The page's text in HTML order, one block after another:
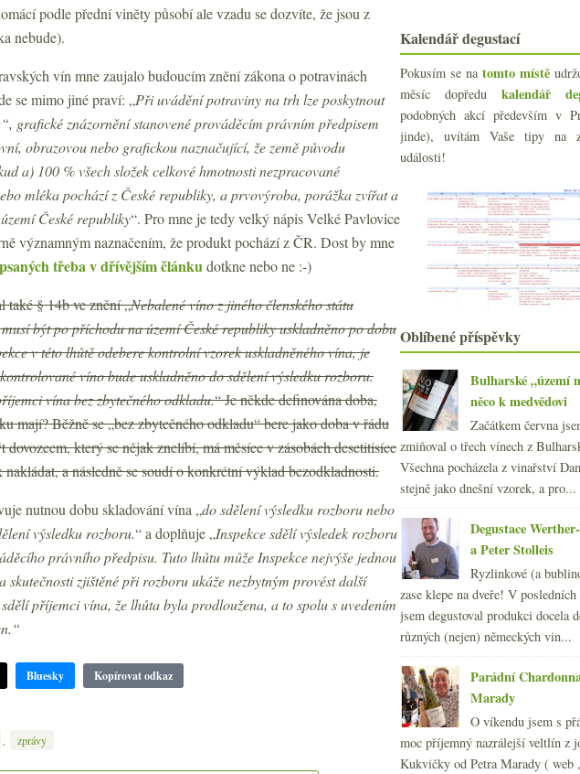
podle přední viněty působí ale vzadu se dozvíte, že jsou z
nebude).
vín mne zaujalo budoucím znění zákona o potravinách
se mimo jiné praví: „Při uvádění potraviny na trh lze poskytnout
grafické znázornění stanovené prováděcím právním předpisem
obrazovou nebo grafickou naznačující, že země původu
a) 100 % všech složek celkové hmotnosti nezpracované
mléka pochází z České republiky, a prvovýroba, porážka zvířat a
České republiky“. Pro mne je tedy velký nápis Velké Pavlovice
významným naznačením, že produkt pochází z ČR. Dost by mne
třeba v dřívějším článkudotkne nebo ne :-)
také § 14b ve znění „Nebalené víno z jiného členského státu
být po příchodu na území České republiky uskladněno po dobu
v této lhůtě odebere kontrolní vzorek uskladněného vína, je
víno bude uskladněno do sdělení výsledku rozboru.
vína bez zbytečného odkladu.“ Je někde definována doba,
mají? Běžně se „bez zbytečného odkladu“ bere jako doba v řádu
který se nějak znelíbí, má měsíce v zásobách desetitisíce
a následně se soudí o konkrétní výklad bezodkladnosti.
nutnou dobu skladování vína „do sdělení výsledku rozboru nebo
výsledku rozboru.“ a doplňuje „Inspekce sdělí výsledek rozboru
právního předpisu. Tuto lhůtu může Inspekce nejvýše jednou
skutečnosti zjištěné při rozboru ukáže nezbytným provést další
příjemci vína, že lhůta byla prodloužena, a to spolu s uvedením
Bluesky Kopírovat odkaz
zprávy
Portugalská zebra a
Marina
Psaní o víně
Fajnové bubliny z
Jemné Somló a nabušený
Gewurztraminer z
Burgundská šestka,
Maniak Nestarec, Nepraš
Vyzrálé Bouscassé a 3x
ze Slovenska
Výtečné Štýrsko v podání
Mustera
Tradition od Courbeta
►července(19)
►června
►května(22)
►dubna(21)
►března(21)
►února(21)
►ledna(20)
►2015
►2014(254)
►2013(249)
►2012(254)
2011 (252)
► 2010
► 2009 (249)
2008
►2007(108)
Kalendář degustací
Pokusím se na tomto místě
měsíc dopředu kalendář
podobných akcí především v
jinde), uvítám Vaše tipy na
události!
Oblíbené příspěvky
Bulharské „území
něco k medvědovi
Začátkem června
zmiňoval o třech vínech z
Všechna pocházela z vinařství
stejně jako dnešní vzorek, a pro...
Degustace
a Peter Stolleis
Ryzlinkové (a
zase klepe na dveře! V
jsem degustoval produkci docela
různých (nejen) německých vin...
Parádní
Marady
O víkendu jsem s
moc příjemný nazrálejší veltlín z
Kukvičky od Petra Marady ( web